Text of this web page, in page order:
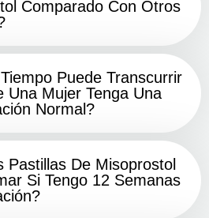
Comparado Con Otros
Puede Transcurrir
Una Mujer Tenga Una
Normal?
Pastillas De Misoprostol
Si Tengo 12 Semanas